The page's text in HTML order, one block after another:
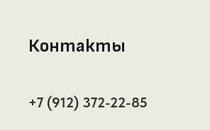
Контакты
+7 (912) 372-22-85